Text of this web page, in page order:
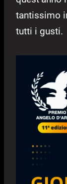
tantissimo
tutti i gusti.